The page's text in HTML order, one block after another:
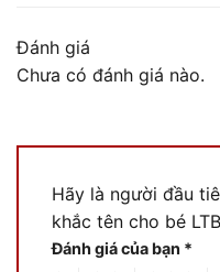
Đánh giá
Chưa có đánh giá nào.
Hãy là người đầu
khắc tên cho bé
Đánh giá của bạn *